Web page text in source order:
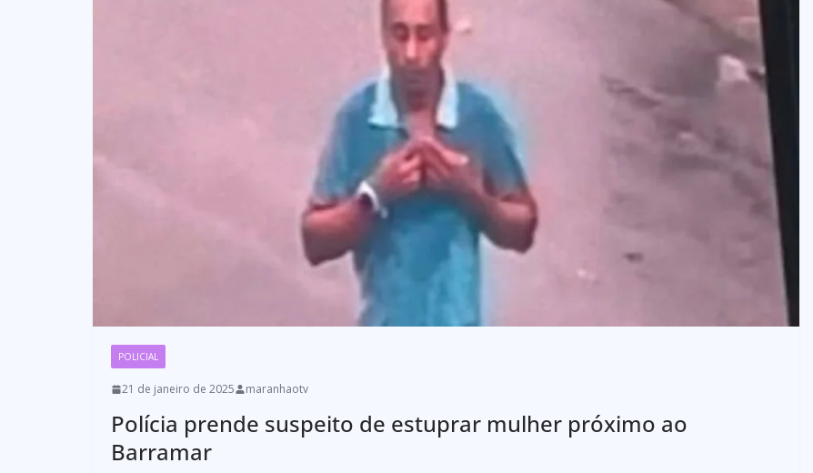
POLICIAL
21 de janeiro de 2025 maranhaotv
Polícia prende suspeito de estuprar mulher próximo ao
Barramar